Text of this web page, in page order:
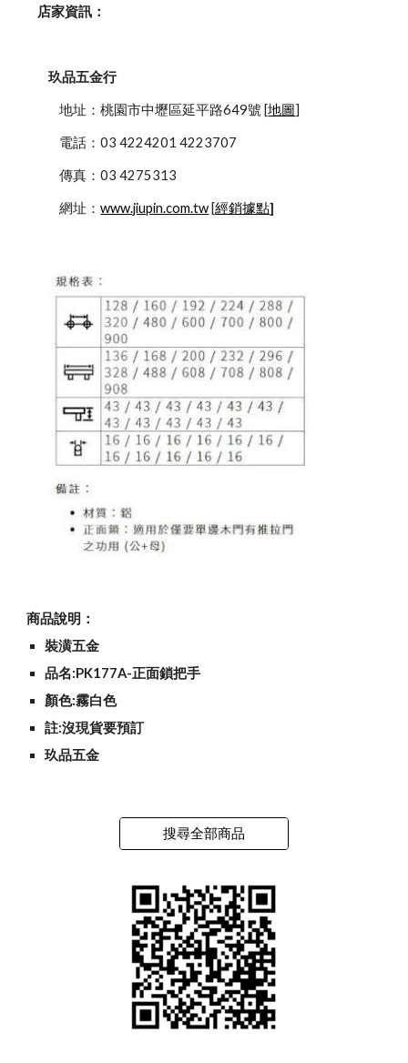
    店家資訊：
玖品五金行
            地址：桃園市中壢區延平路649號 [
地圖]
            電話：03 4224201 4223707
            傳真：03 4275313
            網址：
www.jiupin.com.tw [經銷據點]
商品說明：
裝潢五金
品名:PK177A-正面鎖把手
顏色:霧白色
註:沒現貨要預訂
玖品五金
搜尋全部商品